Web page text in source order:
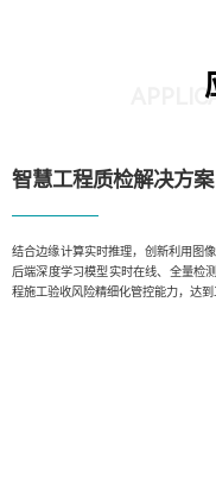
智慧工程质检解决方案
结合边缘计算实时推理，创新利用图
后端深度学习模型实时在线、全量检
程施工验收风险精细化管控能力，达